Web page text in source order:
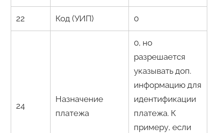
22 Код (УИП) 0
24
Назначение
платежа
0, но
разрешается
указывать доп.
информацию для
идентификации
платежа. К
примеру, если